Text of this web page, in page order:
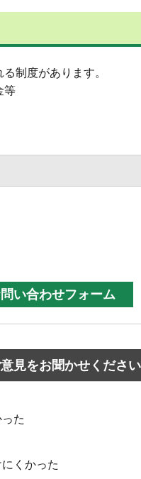
制度があります。
等
見をお聞かせください
た
くかった